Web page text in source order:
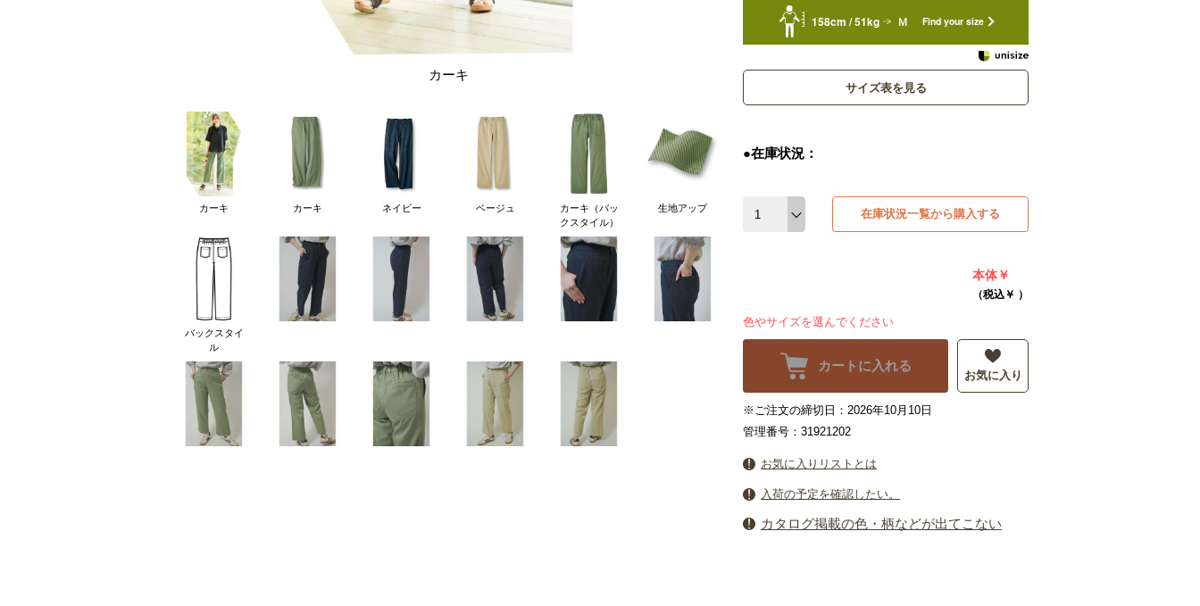
カーキ
カーキ カーキ ネイビー ベージュ
カーキ（バッ
クスタイル）
生地アップ
バックスタイ
ル
158cm / 51kg Ｍ Find your size
サイズ表を見る
●在庫状況：
在庫状況一覧から購入する
本体￥
（税込￥ ）
色やサイズを選んでください
カートに入れる
お気に入り
※ご注文の締切日：2026年10月10日
管理番号：31921202
お気に入りリストとは
入荷の予定を確認したい。
カタログ掲載の色・柄などが出てこない